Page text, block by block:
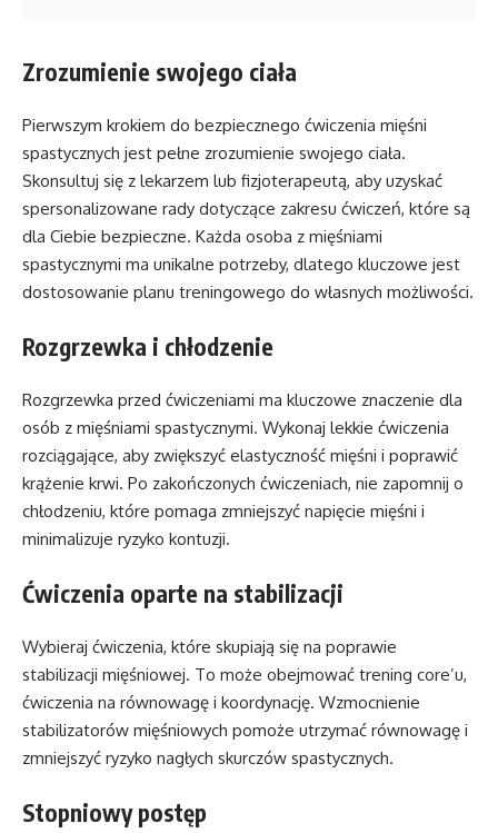
Zrozumienie swojego ciała
Pierwszym krokiem do bezpiecznego ćwiczenia mięśni
spastycznych jest pełne zrozumienie swojego ciała.
Skonsultuj się z lekarzem lub fizjoterapeutą, aby uzyskać
spersonalizowane rady dotyczące zakresu ćwiczeń, które są
dla Ciebie bezpieczne. Każda osoba z mięśniami
spastycznymi ma unikalne potrzeby, dlatego kluczowe jest
dostosowanie planu treningowego do własnych możliwości.
Rozgrzewka i chłodzenie
Rozgrzewka przed ćwiczeniami ma kluczowe znaczenie dla
osób z mięśniami spastycznymi. Wykonaj lekkie ćwiczenia
rozciągające, aby zwiększyć elastyczność mięśni i poprawić
krążenie krwi. Po zakończonych ćwiczeniach, nie zapomnij o
chłodzeniu, które pomaga zmniejszyć napięcie mięśni i
minimalizuje ryzyko kontuzji.
Ćwiczenia oparte na stabilizacji
Wybieraj ćwiczenia, które skupiają się na poprawie
stabilizacji mięśniowej. To może obejmować trening core’u,
ćwiczenia na równowagę i koordynację. Wzmocnienie
stabilizatorów mięśniowych pomoże utrzymać równowagę i
zmniejszyć ryzyko nagłych skurczów spastycznych.
Stopniowy postęp